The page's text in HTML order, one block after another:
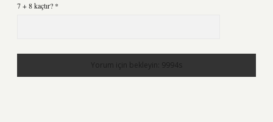
7 + 8 kaçtır? *